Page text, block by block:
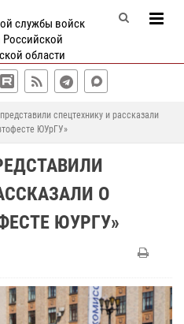
службы войск
области
спецтехнику и рассказали
ЮУрГУ»
О
ЮУРГУ»